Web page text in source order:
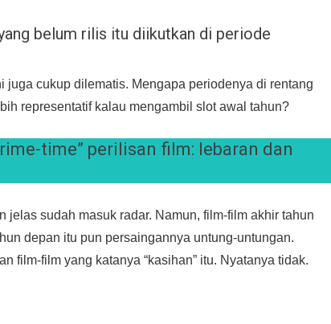
belum rilis itu diikutkan di periode
cukup dilematis. Mengapa periodenya di rentang
representatif kalau mengambil slot awal tahun?
time” perilisan film: lebaran dan
sudah masuk radar. Namun, film-film akhir tahun
depan itu pun persaingannya untung-untungan.
film-film yang katanya “kasihan” itu. Nyatanya tidak.